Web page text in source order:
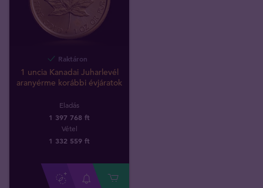
Raktáron
1 uncia Kanadai Juharlevél
aranyérme korábbi évjáratok
Eladás
1 397 768 ft
Vétel
1 332 559 ft